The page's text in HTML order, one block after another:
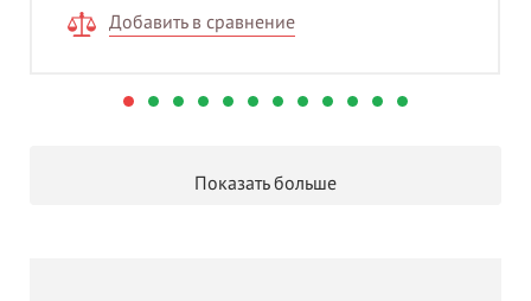
Добавить в сравнение
Показать больше